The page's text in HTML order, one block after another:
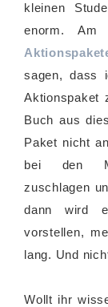
kleinen
enorm.
sagen, dass
Aktionspaket
Buch aus
Paket nicht
bei den
zuschlagen
dann wird
vorstellen,
lang. Und
Wollt ihr